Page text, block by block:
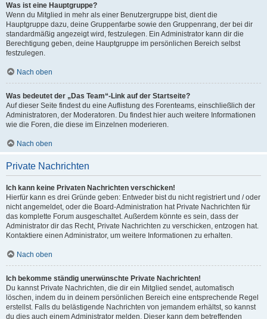
Was ist eine Hauptgruppe?
Wenn du Mitglied in mehr als einer Benutzergruppe bist, dient die
Hauptgruppe dazu, deine Gruppenfarbe sowie den Gruppenrang, der bei dir
standardmäßig angezeigt wird, festzulegen. Ein Administrator kann dir die
Berechtigung geben, deine Hauptgruppe im persönlichen Bereich selbst
festzulegen.
Nach oben
Was bedeutet der „Das Team“-Link auf der Startseite?
Auf dieser Seite findest du eine Auflistung des Forenteams, einschließlich der
Administratoren, der Moderatoren. Du findest hier auch weitere Informationen
wie die Foren, die diese im Einzelnen moderieren.
Nach oben
Private Nachrichten
Ich kann keine Privaten Nachrichten verschicken!
Hierfür kann es drei Gründe geben: Entweder bist du nicht registriert und / oder
nicht angemeldet, oder die Board-Administration hat Private Nachrichten für
das komplette Forum ausgeschaltet. Außerdem könnte es sein, dass der
Administrator dir das Recht, Private Nachrichten zu verschicken, entzogen hat.
Kontaktiere einen Administrator, um weitere Informationen zu erhalten.
Nach oben
Ich bekomme ständig unerwünschte Private Nachrichten!
Du kannst Private Nachrichten, die dir ein Mitglied sendet, automatisch
löschen, indem du in deinem persönlichen Bereich eine entsprechende Regel
erstellst. Falls du belästigende Nachrichten von jemandem erhältst, so kannst
du dies auch einem Administrator melden. Dieser kann dem betreffenden